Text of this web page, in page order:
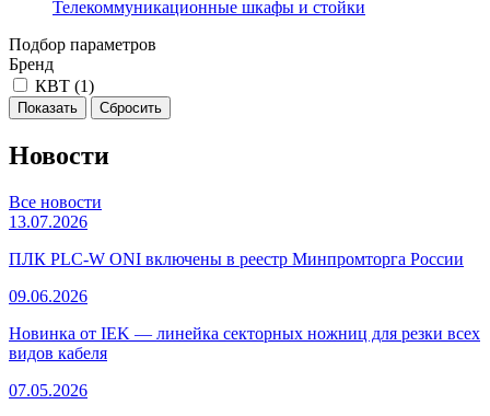
Телекоммуникационные шкафы и стойки
Подбор параметров
Бренд
КВТ (1)
Новости
Все новости
13.07.2026
ПЛК PLC-W ONI включены в реестр Минпромторга России
09.06.2026
Новинка от IEK — линейка секторных ножниц для резки всех
видов кабеля
07.05.2026